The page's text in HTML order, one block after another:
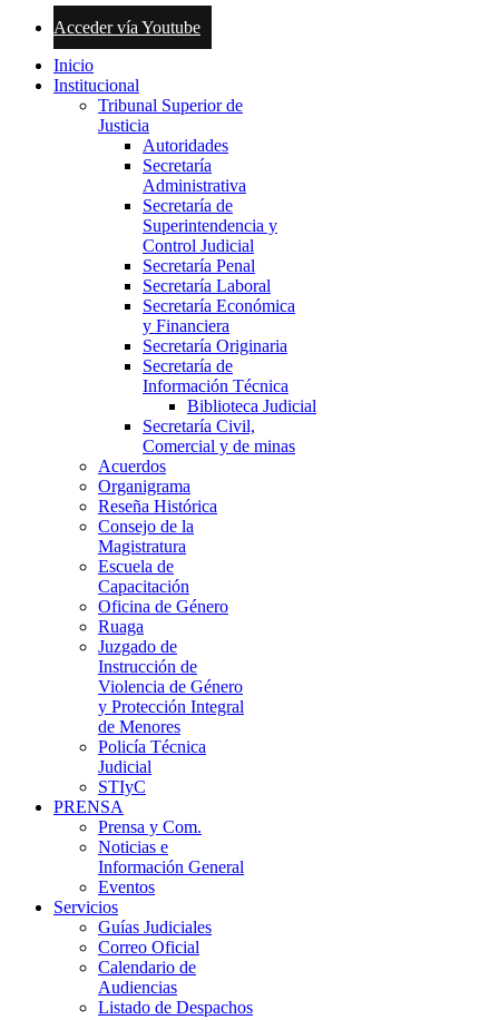
Acceder vía Youtube
Inicio
Institucional
Tribunal Superior de
Justicia
Autoridades
Secretaría
Administrativa
Secretaría de
Superintendencia y
Control Judicial
Secretaría Penal
Secretaría Laboral
Secretaría Económica
y Financiera
Secretaría Originaria
Secretaría de
Información Técnica
Biblioteca Judicial
Secretaría Civil,
Comercial y de minas
Acuerdos
Organigrama
Reseña Histórica
Consejo de la
Magistratura
Escuela de
Capacitación
Oficina de Género
Ruaga
Juzgado de
Instrucción de
Violencia de Género
y Protección Integral
de Menores
Policía Técnica
Judicial
STIyC
PRENSA
Prensa y Com.
Noticias e
Información General
Eventos
Servicios
Guías Judiciales
Correo Oficial
Calendario de
Audiencias
Listado de Despachos